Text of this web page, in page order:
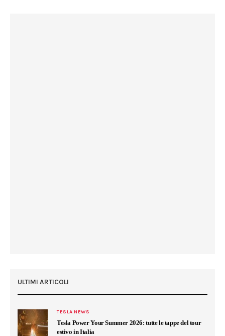
ULTIMI ARTICOLI
TESLA NEWS
Tesla Power Your Summer 2026: tutte le tappe del tour
estivo in Italia